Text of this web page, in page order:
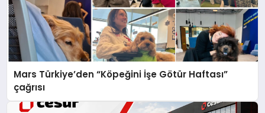
Mars Türkiye’den “Köpeğini İşe Götür Haftası”
çağrısı